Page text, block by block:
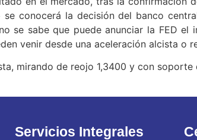
conocerá la decisión del banco
se sabe que puede anunciar la FED
venir desde una aceleración alcista o
mirando de reojo 1,3400 y con soporte
Servicios Integrales